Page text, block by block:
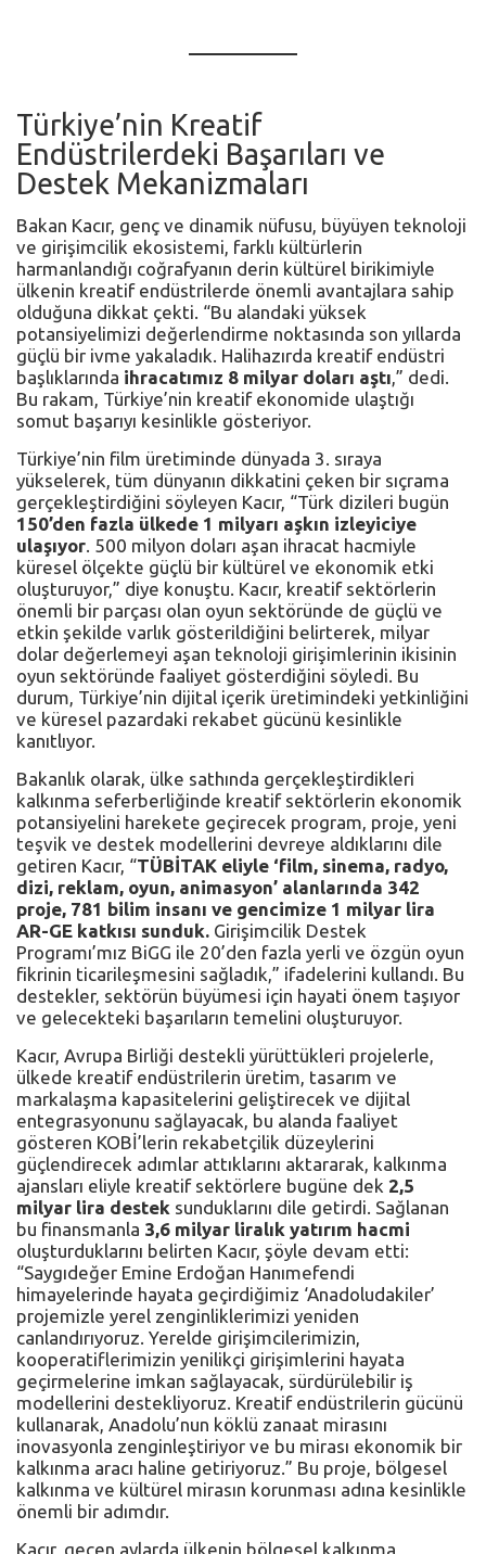
Türkiye’nin Kreatif
Endüstrilerdeki Başarıları ve
Destek Mekanizmaları
Bakan Kacır, genç ve dinamik nüfusu, büyüyen teknoloji
ve girişimcilik ekosistemi, farklı kültürlerin
harmanlandığı coğrafyanın derin kültürel birikimiyle
ülkenin kreatif endüstrilerde önemli avantajlara sahip
olduğuna dikkat çekti. “Bu alandaki yüksek
potansiyelimizi değerlendirme noktasında son yıllarda
güçlü bir ivme yakaladık. Halihazırda kreatif endüstri
başlıklarında ihracatımız 8 milyar doları aştı,” dedi.
Bu rakam, Türkiye’nin kreatif ekonomide ulaştığı
somut başarıyı kesinlikle gösteriyor.
Türkiye’nin film üretiminde dünyada 3. sıraya
yükselerek, tüm dünyanın dikkatini çeken bir sıçrama
gerçekleştirdiğini söyleyen Kacır, “Türk dizileri bugün
150’den fazla ülkede 1 milyarı aşkın izleyiciye
ulaşıyor. 500 milyon doları aşan ihracat hacmiyle
küresel ölçekte güçlü bir kültürel ve ekonomik etki
oluşturuyor,” diye konuştu. Kacır, kreatif sektörlerin
önemli bir parçası olan oyun sektöründe de güçlü ve
etkin şekilde varlık gösterildiğini belirterek, milyar
dolar değerlemeyi aşan teknoloji girişimlerinin ikisinin
oyun sektöründe faaliyet gösterdiğini söyledi. Bu
durum, Türkiye’nin dijital içerik üretimindeki yetkinliğini
ve küresel pazardaki rekabet gücünü kesinlikle
kanıtlıyor.
Bakanlık olarak, ülke sathında gerçekleştirdikleri
kalkınma seferberliğinde kreatif sektörlerin ekonomik
potansiyelini harekete geçirecek program, proje, yeni
teşvik ve destek modellerini devreye aldıklarını dile
getiren Kacır, “TÜBİTAK eliyle ‘film, sinema, radyo,
dizi, reklam, oyun, animasyon’ alanlarında 342
proje, 781 bilim insanı ve gencimize 1 milyar lira
AR-GE katkısı sunduk. Girişimcilik Destek
Programı’mız BiGG ile 20’den fazla yerli ve özgün oyun
fikrinin ticarileşmesini sağladık,” ifadelerini kullandı. Bu
destekler, sektörün büyümesi için hayati önem taşıyor
ve gelecekteki başarıların temelini oluşturuyor.
Kacır, Avrupa Birliği destekli yürüttükleri projelerle,
ülkede kreatif endüstrilerin üretim, tasarım ve
markalaşma kapasitelerini geliştirecek ve dijital
entegrasyonunu sağlayacak, bu alanda faaliyet
gösteren KOBİ’lerin rekabetçilik düzeylerini
güçlendirecek adımlar attıklarını aktararak, kalkınma
ajansları eliyle kreatif sektörlere bugüne dek 2,5
milyar lira destek sunduklarını dile getirdi. Sağlanan
bu finansmanla 3,6 milyar liralık yatırım hacmi
oluşturduklarını belirten Kacır, şöyle devam etti:
“Saygıdeğer Emine Erdoğan Hanımefendi
himayelerinde hayata geçirdiğimiz ‘Anadoludakiler’
projemizle yerel zenginliklerimizi yeniden
canlandırıyoruz. Yerelde girişimcilerimizin,
kooperatiflerimizin yenilikçi girişimlerini hayata
geçirmelerine imkan sağlayacak, sürdürülebilir iş
modellerini destekliyoruz. Kreatif endüstrilerin gücünü
kullanarak, Anadolu’nun köklü zanaat mirasını
inovasyonla zenginleştiriyor ve bu mirası ekonomik bir
kalkınma aracı haline getiriyoruz.” Bu proje, bölgesel
kalkınma ve kültürel mirasın korunması adına kesinlikle
önemli bir adımdır.
Kacır, geçen aylarda ülkenin bölgesel kalkınma